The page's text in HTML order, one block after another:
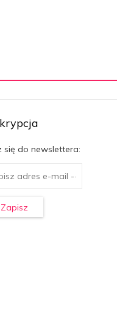
się do newslettera:
Zapisz